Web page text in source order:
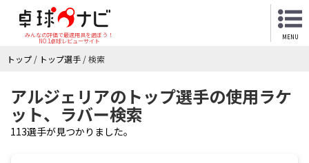
みんなの評価で最適用具を選ぼう！
NO.1卓球レビューサイト
MENU
トップ / トップ選手 /検索
アルジェリアのトップ選手の使用ラケ
ット、ラバー検索
113選手が見つかりました。